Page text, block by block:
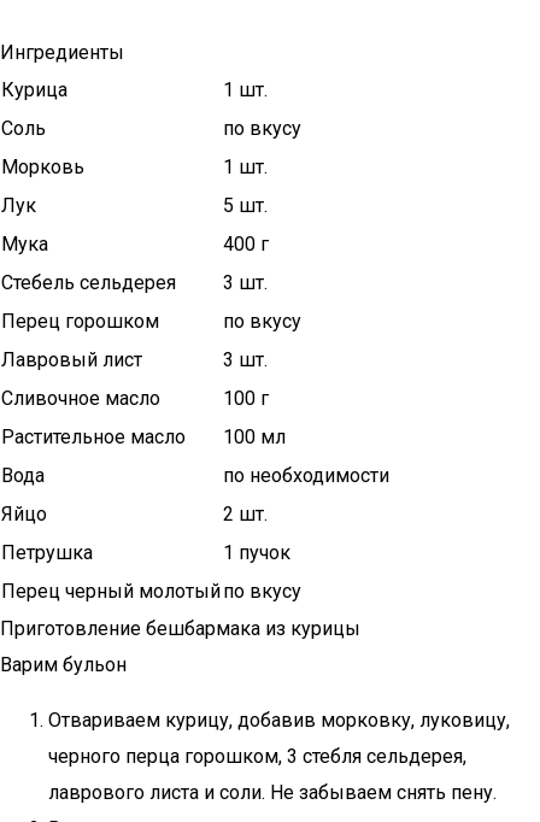
Ингредиенты
Курица
1 шт.
Соль
по вкусу
Морковь
1 шт.
Лук
5 шт.
Мука
400 г
Стебель сельдерея
3 шт.
Перец горошком
по вкусу
Лавровый лист
3 шт.
Сливочное масло
100 г
Растительное масло
100 мл
Вода
по необходимости
Яйцо
2 шт.
Петрушка
1 пучок
Перец черный молотыйпо вкусу
Приготовление бешбармака из курицы
Варим бульон
Отвариваем курицу, добавив морковку, луковицу,
черного перца горошком, 3 стебля сельдерея,
лаврового листа и соли. Не забываем снять пену.